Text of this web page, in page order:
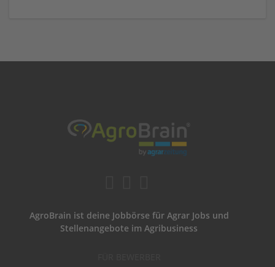
AgroBrain ist deine Jobbörse für Agrar Jobs und
Stellenangebote im Agribusiness